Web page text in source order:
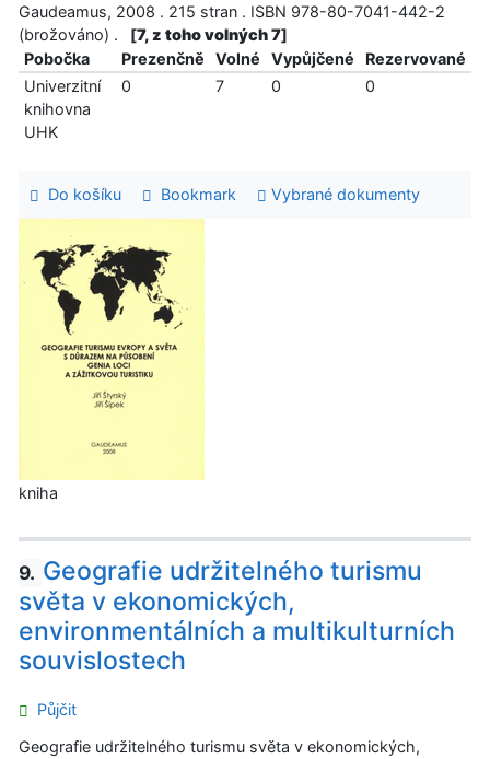
Gaudeamus, 2008 . 215 stran . ISBN 978-80-7041-442-2
(brožováno) .
[7, z toho volných 7]
Pobočka
Prezenčně Volné Vypůjčené
Rezervované
Univerzitní
knihovna
UHK
0 7 0 0
Do košíku Bookmark Vybrané dokumenty
kniha
9. Geografie udržitelného turismu
světa v ekonomických,
environmentálních a multikulturních
souvislostech
Půjčit
Geografie udržitelného turismu světa v ekonomických,